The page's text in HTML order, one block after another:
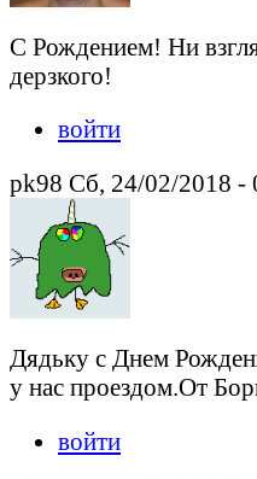
С Рождением! Ни
дерзкого!
войти
pk98 Сб, 24/02/2018 -
Дядьку с Днем
у нас проездом.От
войти